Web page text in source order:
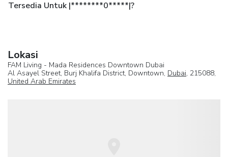
Tersedia Untuk |********0*****|?
Lokasi
FAM Living - Mada Residences Downtown Dubai
Al Asayel Street, Burj Khalifa District, Downtown, Dubai, 215088,
United Arab Emirates